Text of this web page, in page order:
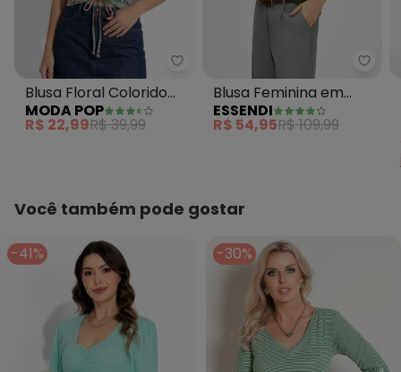
Moda Pop - Blusa Floral
Blusa Floral Colorido
em Malha
MODA POP
R$ 22,99R$ 39,99
Blusa Feminina em
Malha Verde
ESSENDI
R$ 54,95R$ 109,99
Você também pode gostar
-41% -30%